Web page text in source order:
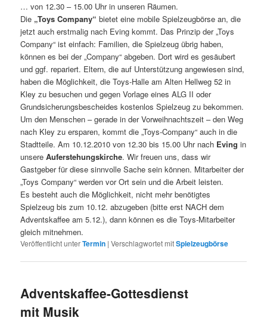
… von 12.30 – 15.00 Uhr in unseren Räumen.
Die „Toys Company“bietet eine mobile Spielzeugbörse an, die
jetzt auch erstmalig nach Eving kommt. Das Prinzip der „Toys
Company“ ist einfach: Familien, die Spielzeug übrig haben,
können es bei der „Company“ abgeben. Dort wird es gesäubert
und ggf. repariert. Eltern, die auf Unterstützung angewiesen sind,
haben die Möglichkeit, die Toys-Halle am Alten Hellweg 52 in
Kley zu besuchen und gegen Vorlage eines ALG II oder
Grundsicherungsbescheides kostenlos Spielzeug zu bekommen.
Um den Menschen – gerade in der Vorweihnachtszeit – den Weg
nach Kley zu ersparen, kommt die „Toys-Company“ auch in die
Stadtteile. Am 10.12.2010 von 12.30 bis 15.00 Uhr nach Eving in
unsereAuferstehungskirche. Wir freuen uns, dass wir
Gastgeber für diese sinnvolle Sache sein können. Mitarbeiter der
„Toys Company“ werden vor Ort sein und die Arbeit leisten.
Es besteht auch die Möglichkeit, nicht mehr benötigtes
Spielzeug bis zum 10.12. abzugeben (bitte erst NACH dem
Adventskaffee am 5.12.), dann können es die Toys-Mitarbeiter
gleich mitnehmen.
Veröffentlicht unterTermin |Verschlagwortet mitSpielzeugbörse
Adventskaffee-Gottesdienst
mit Musik